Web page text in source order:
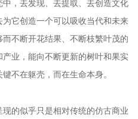
，去发现、去提取、去创造文化
它创造一个可以吸收当代和未来
不断开花结果、不断枝繁叶茂的
业，能向不断更新的树叶和果实
不在躯壳，而在生命本身。
的似乎只是相对传统的仿古商业